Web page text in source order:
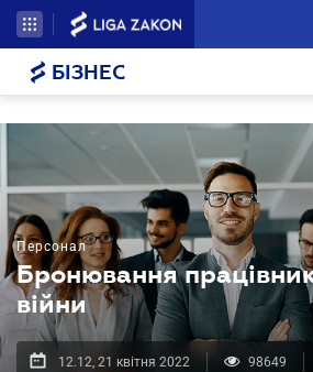
БІЗНЕС
Персонал
Бронювання
війни
12.12, 21 квітня 2022 98649